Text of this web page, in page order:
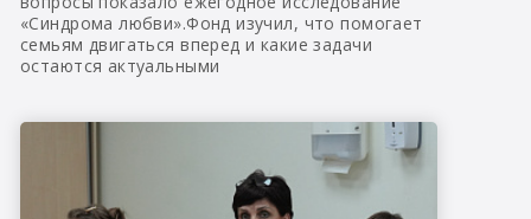
«Синдрома любви».Фонд изучил, что помогает
семьям двигаться вперед и какие задачи
остаются актуальными